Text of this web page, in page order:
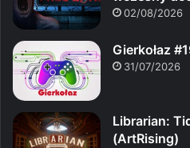
02/08/2026
Gierkołaz
31/07/2026
Librarian:
(ArtRising)